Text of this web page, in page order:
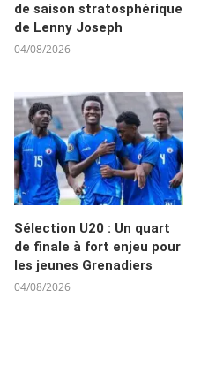
de saison stratosphérique
de Lenny Joseph
04/08/2026
Sélection U20 : Un quart
de finale à fort enjeu pour
les jeunes Grenadiers
04/08/2026